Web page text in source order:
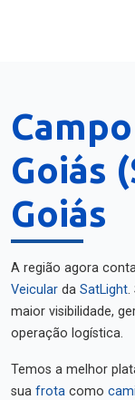
Goiás
Goiás
A região agora
Veicular da SatLight.
maior visibilidade,
operação logística.
Temos a melhor
sua frota como